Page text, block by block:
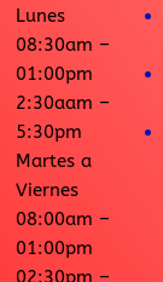
Lunes
08:30am –
01:00pm
2:30aam –
5:30pm
Martes a
Viernes
08:00am –
01:00pm
02:30pm –